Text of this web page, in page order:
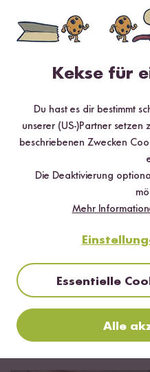
✔️ 25 leckere Rezepte aus
✔️ Von Sushi über Curry bis hin
✔️ Inklusive Tipps & Tricks für
Jetzt
*Das Digitale Rezeptbuch wird dir nach
per E-Mail zugeschickt.
Mehr Rezepte mit
Kekse für
Du hast es dir bestimmt
unserer (US-)Partner setzen
beschriebenen Zwecken
Die Deaktivierung
Mehr
Essentielle
Alle